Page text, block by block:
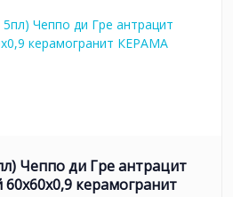
Чеппо ди Гре антрацит
керамогранит